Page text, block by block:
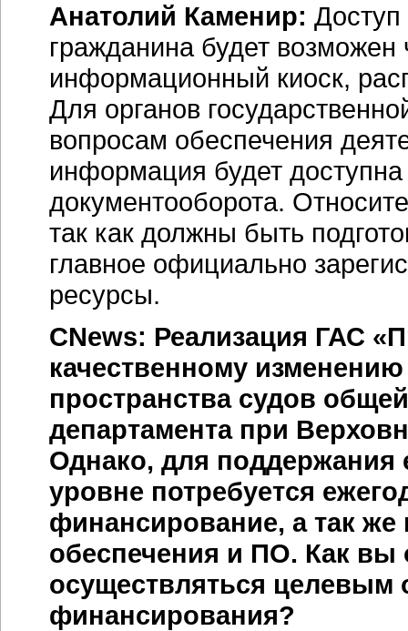
Анатолий Каменир:
гражданина будет возможен
информационный киоск,
Для органов
вопросам обеспечения
информация будет
документооборота.
так как должны быть
главное официально
ресурсы.
CNews: Реализация ГАС
качественному
пространства судов
департамента при
Однако, для поддержания
уровне потребуется
финансирование, а так же
обеспечения и ПО. Как вы
осуществляться целевым
финансирования?